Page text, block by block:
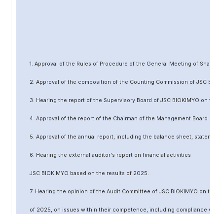
1. Approval of the Rules of Procedure of the General Meeting of
2. Approval of the composition of the Counting Commission of JSC
3. Hearing the report of the Supervisory Board of JSC BIOKIMYO on
4. Approval of the report of the Chairman of the Management Board
5. Approval of the annual report, including the balance sheet,
6. Hearing the external auditor's report on financial activities
JSC BIOKIMYO based on the results of 2025.
7. Hearing the opinion of the Audit Committee of JSC BIOKIMYO on the
of 2025, on issues within their competence, including compliance